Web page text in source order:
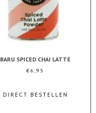
BARU SPICED CHAI LATTE
€6,95
DIRECT BESTELLEN